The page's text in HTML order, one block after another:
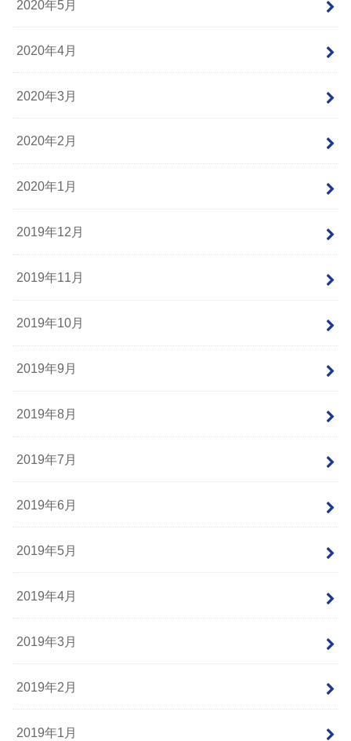
2020年5月
2020年4月
2020年3月
2020年2月
2020年1月
2019年12月
2019年11月
2019年10月
2019年9月
2019年8月
2019年7月
2019年6月
2019年5月
2019年4月
2019年3月
2019年2月
2019年1月